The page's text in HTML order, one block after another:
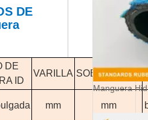
DE
DE
ID
VARILLA SOBREDOSIS
mm mm
Manguera